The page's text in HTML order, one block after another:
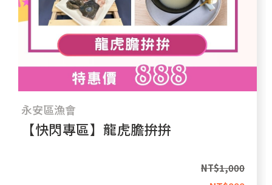
永安區漁會
【快閃專區】龍虎膽拚拚
NT$1,000